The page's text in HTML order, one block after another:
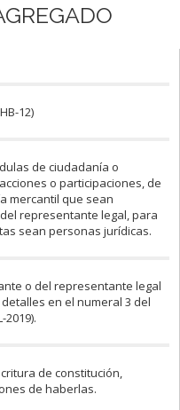
12)
de ciudadanía o
o participaciones, de
mercantil que sean
representante legal, para
sean personas jurídicas.
o del representante legal
en el numeral 3 del
2019).
de constitución,
de haberlas.